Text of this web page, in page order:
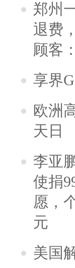
郑州
退费
顾客
享界
欧洲
天日
李亚
使捐
愿，
元
美国